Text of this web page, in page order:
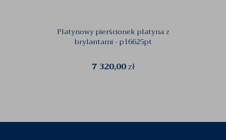
Platynowy pierścionek platyna z
brylantami - p16625pt
7 320,00zł